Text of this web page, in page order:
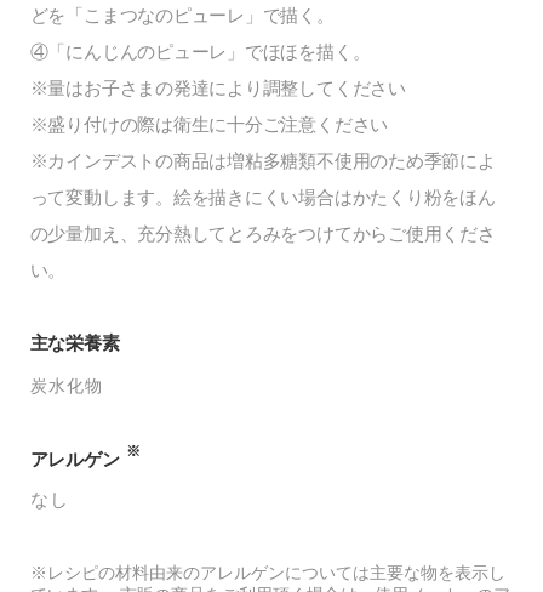
どを「こまつなのピューレ」で描く。
④「にんじんのピューレ」でほほを描く。
※量はお子さまの発達により調整してください
※盛り付けの際は衛生に十分ご注意ください
※カインデストの商品は増粘多糖類不使用のため季節によ
って変動します。絵を描きにくい場合はかたくり粉をほん
の少量加え、充分熱してとろみをつけてからご使用くださ
い。
主な栄養素
炭水化物
アレルゲン ※
なし
※レシピの材料由来のアレルゲンについては主要な物を表示し